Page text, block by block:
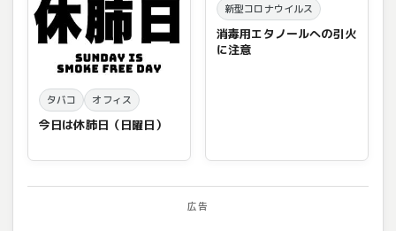
タバコ オフィス
今日は休肺日（日曜日）
新型コロナウイルス
消毒用エタノールへの引火
に注意
広告